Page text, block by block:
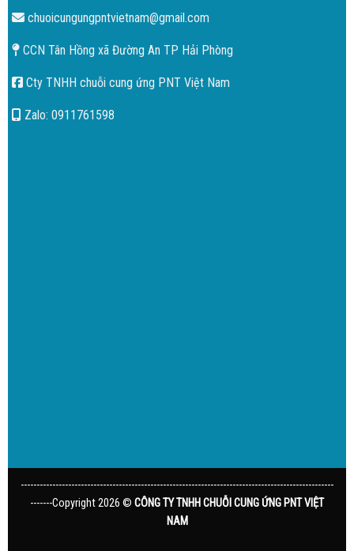
chuoicungungpntvietnam@gmail.com
CCN Tân Hồng xã Đường An TP Hải Phòng
Cty TNHH chuỗi cung ứng PNT Việt Nam
Zalo: 0911761598
---------------------------------------------------------------------------------------------------
-------Copyright 2026 © CÔNG TY TNHH CHUỖI CUNG ỨNG PNT VIỆT
NAM